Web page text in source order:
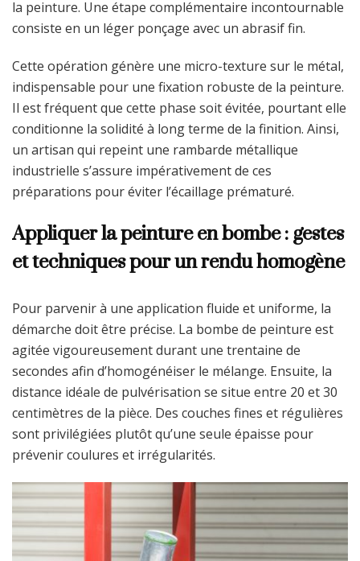
la peinture. Une étape complémentaire incontournable
consiste en un léger ponçage avec un abrasif fin.
Cette opération génère une micro-texture sur le métal,
indispensable pour une fixation robuste de la peinture.
Il est fréquent que cette phase soit évitée, pourtant elle
conditionne la solidité à long terme de la finition. Ainsi,
un artisan qui repeint une rambarde métallique
industrielle s’assure impérativement de ces
préparations pour éviter l’écaillage prématuré.
Appliquer la peinture en bombe : gestes
et techniques pour un rendu homogène
Pour parvenir à une application fluide et uniforme, la
démarche doit être précise. La bombe de peinture est
agitée vigoureusement durant une trentaine de
secondes afin d’homogénéiser le mélange. Ensuite, la
distance idéale de pulvérisation se situe entre 20 et 30
centimètres de la pièce. Des couches fines et régulières
sont privilégiées plutôt qu’une seule épaisse pour
prévenir coulures et irrégularités.